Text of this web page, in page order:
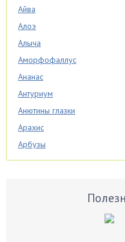
Айва
Алоэ
Алыча
Аморфофаллус
Ананас
Антуриум
Анютины глазки
Арахис
Арбузы
Аспарагус